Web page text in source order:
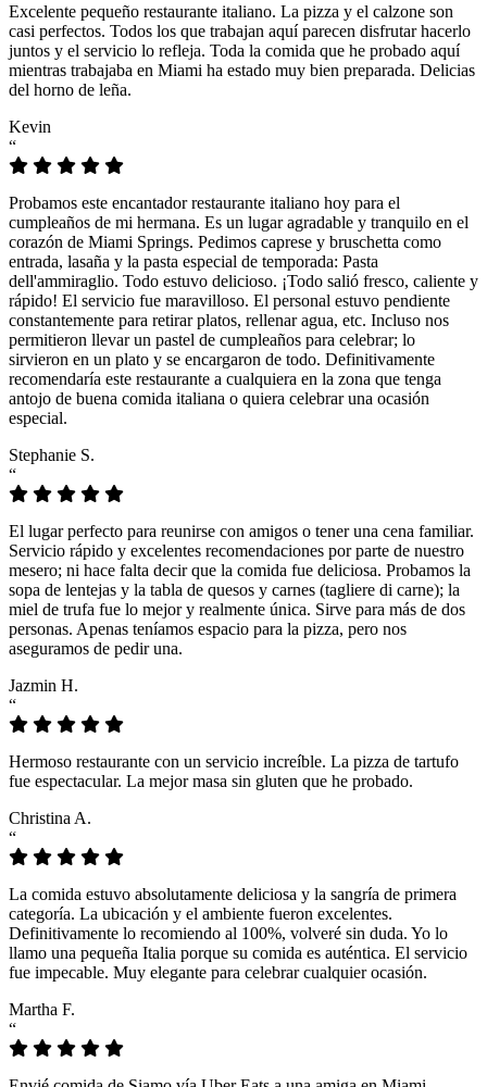
Excelente pequeño restaurante italiano. La pizza y el calzone son
casi perfectos. Todos los que trabajan aquí parecen disfrutar hacerlo
juntos y el servicio lo refleja. Toda la comida que he probado aquí
mientras trabajaba en Miami ha estado muy bien preparada. Delicias
del horno de leña.
Kevin
“
Probamos este encantador restaurante italiano hoy para el
cumpleaños de mi hermana. Es un lugar agradable y tranquilo en el
corazón de Miami Springs. Pedimos caprese y bruschetta como
entrada, lasaña y la pasta especial de temporada: Pasta
dell'ammiraglio. Todo estuvo delicioso. ¡Todo salió fresco, caliente y
rápido! El servicio fue maravilloso. El personal estuvo pendiente
constantemente para retirar platos, rellenar agua, etc. Incluso nos
permitieron llevar un pastel de cumpleaños para celebrar; lo
sirvieron en un plato y se encargaron de todo. Definitivamente
recomendaría este restaurante a cualquiera en la zona que tenga
antojo de buena comida italiana o quiera celebrar una ocasión
especial.
Stephanie S.
“
El lugar perfecto para reunirse con amigos o tener una cena familiar.
Servicio rápido y excelentes recomendaciones por parte de nuestro
mesero; ni hace falta decir que la comida fue deliciosa. Probamos la
sopa de lentejas y la tabla de quesos y carnes (tagliere di carne); la
miel de trufa fue lo mejor y realmente única. Sirve para más de dos
personas. Apenas teníamos espacio para la pizza, pero nos
aseguramos de pedir una.
Jazmin H.
“
Hermoso restaurante con un servicio increíble. La pizza de tartufo
fue espectacular. La mejor masa sin gluten que he probado.
Christina A.
“
La comida estuvo absolutamente deliciosa y la sangría de primera
categoría. La ubicación y el ambiente fueron excelentes.
Definitivamente lo recomiendo al 100%, volveré sin duda. Yo lo
llamo una pequeña Italia porque su comida es auténtica. El servicio
fue impecable. Muy elegante para celebrar cualquier ocasión.
Martha F.
“